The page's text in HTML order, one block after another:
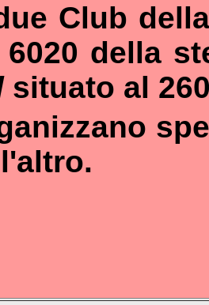
Club
6020 della
situato al